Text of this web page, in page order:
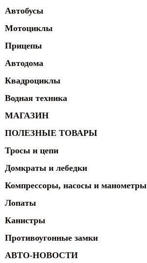
Автобусы
Мотоциклы
Прицепы
Автодома
Квадроциклы
Водная техника
МАГАЗИН
ПОЛЕЗНЫЕ ТОВАРЫ
Тросы и цепи
Домкраты и лебедки
Компрессоры, насосы и манометры
Лопаты
Канистры
Противоугонные замки
АВТО-НОВОСТИ